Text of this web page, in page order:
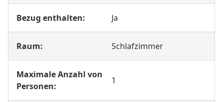
Bezug enthalten: Ja
Raum: Schlafzimmer
Maximale Anzahl von
Personen:
1